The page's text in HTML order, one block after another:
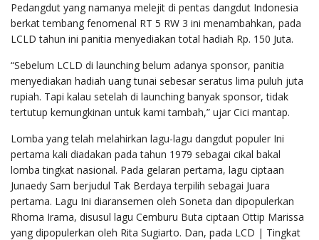
Pedangdut yang namanya melejit di pentas dangdut Indonesia
berkat tembang fenomenal RT 5 RW 3 ini menambahkan, pada
LCLD tahun ini panitia menyediakan total hadiah Rp. 150 Juta.
“Sebelum LCLD di launching belum adanya sponsor, panitia
menyediakan hadiah uang tunai sebesar seratus lima puluh juta
rupiah. Tapi kalau setelah di launching banyak sponsor, tidak
tertutup kemungkinan untuk kami tambah,” ujar Cici mantap.
Lomba yang telah melahirkan lagu-lagu dangdut populer Ini
pertama kali diadakan pada tahun 1979 sebagai cikal bakal
lomba tingkat nasional. Pada gelaran pertama, lagu ciptaan
Junaedy Sam berjudul Tak Berdaya terpilih sebagai Juara
pertama. Lagu Ini diaransemen oleh Soneta dan dipopulerkan
Rhoma Irama, disusul lagu Cemburu Buta ciptaan Ottip Marissa
yang dipopulerkan oleh Rita Sugiarto. Dan, pada LCD | Tingkat